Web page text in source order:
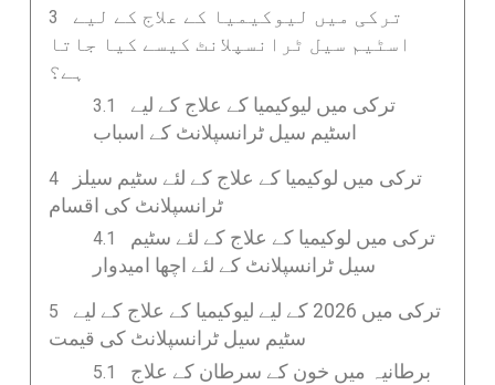
ترکی میں لیوکیمیا کے علاج کے لیے
اسٹیم سیل ٹرانسپلانٹ کیسے کیا جاتا
ہے؟
ترکی میں لیوکیمیا کے علاج کے لیے
اسٹیم سیل ٹرانسپلانٹ کے اسباب
ترکی میں لوکیمیا کے علاج کے لئے سٹیم سیلز
ٹرانسپلانٹ کی اقسام
ترکی میں لوکیمیا کے علاج کے لئے سٹیم
سیل ٹرانسپلانٹ کے لئے اچھا امیدوار
ترکی میں 2026 کے لیے لیوکیمیا کے علاج کے لیے
سٹیم سیل ٹرانسپلانٹ کی قیمت
برطانیہ میں خون کے سرطان کے علاج